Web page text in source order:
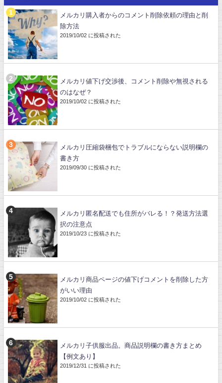
メルカリ購入者からのコメント削除依頼の理由と削
除方法
2019/10/02 に投稿された
メルカリ値下げ交渉後、コメント削除や無視される
のはなぜ？
2019/10/02 に投稿された
メルカリ圧縮袋梱包でトラブルにならない説明欄の
書き方
2019/09/30 に投稿された
メルカリ匿名配送でも住所がバレる！？発送方法選
択の注意点
2019/10/23 に投稿された
メルカリ商品ページの値下げコメントを削除した方
がいい理由
2019/10/02 に投稿された
メルカリ子供服出品。商品説明欄の書き方まとめ
【例文あり】
2019/12/31 に投稿された